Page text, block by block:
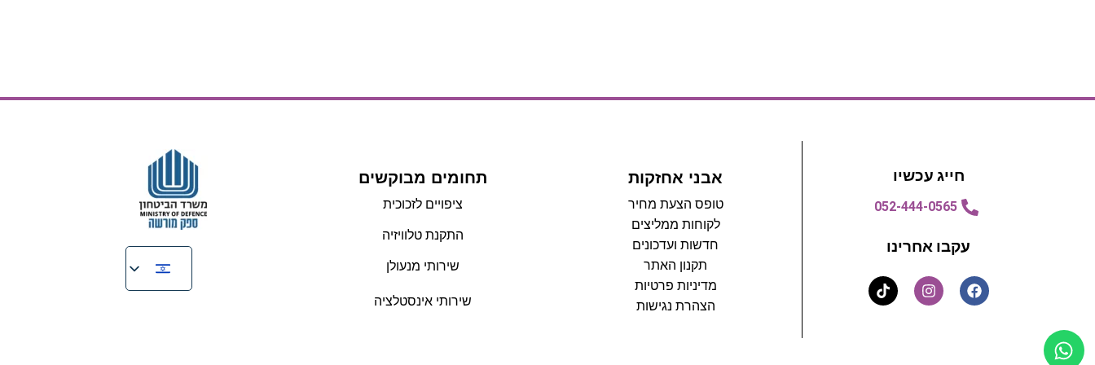
חייג עכשיו
052-444-0565
עקבו אחרינו
אבני אחזקות
טופס הצעת מחיר
לקוחות ממליצים
חדשות ועדכונים
תקנון האתר
מדיניות פרטיות
הצהרת נגישות
תחומים מבוקשים
ציפויים לזכוכית
התקנת טלוויזיה
שירותי מנעולן
שירותי אינסטלציה